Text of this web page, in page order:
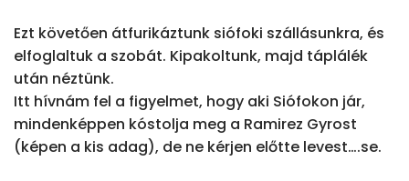
Ezt követően átfurikáztunk siófoki szállásunkra, és
elfoglaltuk a szobát. Kipakoltunk, majd táplálék
után néztünk.
Itt hívnám fel a figyelmet, hogy aki Siófokon jár,
mindenképpen kóstolja meg a Ramirez Gyrost
(képen a kis adag), de ne kérjen előtte levest….se.